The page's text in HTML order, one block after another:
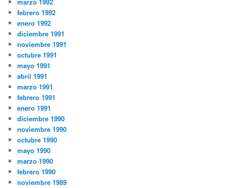
febrero 1992
enero 1992
diciembre 1991
noviembre 1991
octubre 1991
mayo 1991
abril 1991
marzo 1991
febrero 1991
enero 1991
diciembre 1990
noviembre 1990
octubre 1990
mayo 1990
marzo 1990
febrero 1990
noviembre 1989